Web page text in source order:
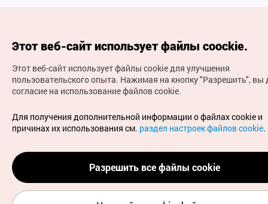
(с) Национальная организация туризма Кореи Все
права защищены
Для извещения об ошибках и проблемах, связанных с
работой веб-сайта, направляйте ваши запросы на
официальный адрес электронной почты
russian@knto.or.kr
Этот веб-сайт использует файлы coockie.
Этот веб-сайт использует файлы cookie для улучшения
пользовательского опыта. Нажимая на кнопку "Разрешить", вы
согласие на использование файлов cookie.
Для получения дополнительной информации о файлах cookie и
причинах их использования см. раздел настроек файлов cookie.
Разрешить все файлы cookie